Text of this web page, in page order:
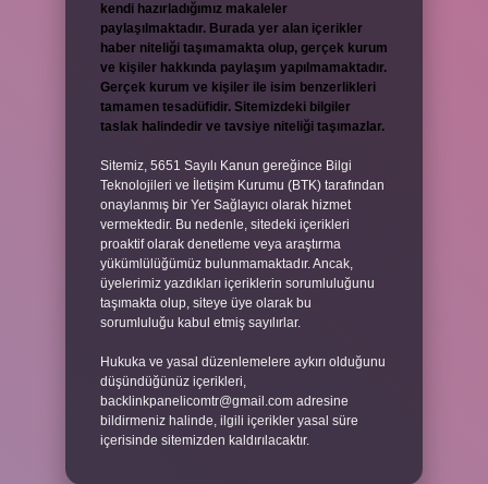
kendi hazırladığımız makaleler
paylaşılmaktadır. Burada yer alan içerikler
haber niteliği taşımamakta olup, gerçek kurum
ve kişiler hakkında paylaşım yapılmamaktadır.
Gerçek kurum ve kişiler ile isim benzerlikleri
tamamen tesadüfidir. Sitemizdeki bilgiler
taslak halindedir ve tavsiye niteliği taşımazlar.
Sitemiz, 5651 Sayılı Kanun gereğince Bilgi
Teknolojileri ve İletişim Kurumu (BTK) tarafından
onaylanmış bir Yer Sağlayıcı olarak hizmet
vermektedir. Bu nedenle, sitedeki içerikleri
proaktif olarak denetleme veya araştırma
yükümlülüğümüz bulunmamaktadır. Ancak,
üyelerimiz yazdıkları içeriklerin sorumluluğunu
taşımakta olup, siteye üye olarak bu
sorumluluğu kabul etmiş sayılırlar.
Hukuka ve yasal düzenlemelere aykırı olduğunu
düşündüğünüz içerikleri,
backlinkpanelicomtr@gmail.com adresine
bildirmeniz halinde, ilgili içerikler yasal süre
içerisinde sitemizden kaldırılacaktır.